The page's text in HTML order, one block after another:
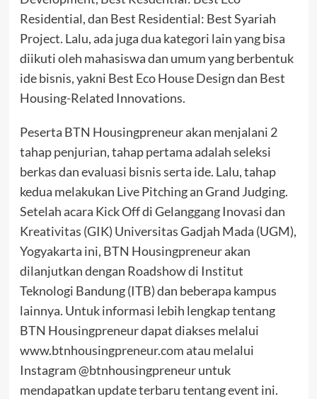
Residential, dan Best Residential: Best Syariah
Project. Lalu, ada juga dua kategori lain yang bisa
diikuti oleh mahasiswa dan umum yang berbentuk
ide bisnis, yakni Best Eco House Design dan Best
Housing-Related Innovations.
Peserta BTN Housingpreneur akan menjalani 2
tahap penjurian, tahap pertama adalah seleksi
berkas dan evaluasi bisnis serta ide. Lalu, tahap
kedua melakukan Live Pitching an Grand Judging.
Setelah acara Kick Off di Gelanggang Inovasi dan
Kreativitas (GIK) Universitas Gadjah Mada (UGM),
Yogyakarta ini, BTN Housingpreneur akan
dilanjutkan dengan Roadshow di Institut
Teknologi Bandung (ITB) dan beberapa kampus
lainnya. Untuk informasi lebih lengkap tentang
BTN Housingpreneur dapat diakses melalui
www.btnhousingpreneur.com atau melalui
Instagram @btnhousingpreneur untuk
mendapatkan update terbaru tentang event ini.